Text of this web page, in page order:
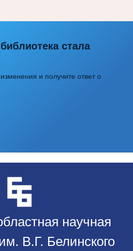
стала
и получите ответ о
научная
В.Г. Белинского